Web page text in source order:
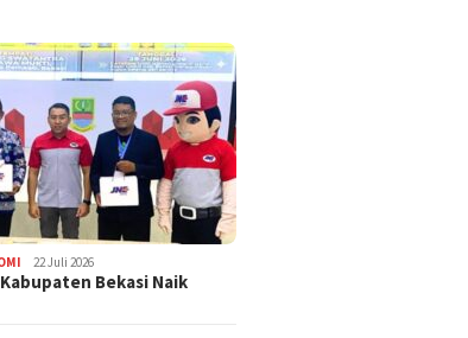
22 Juli 2026
Bekasi Naik